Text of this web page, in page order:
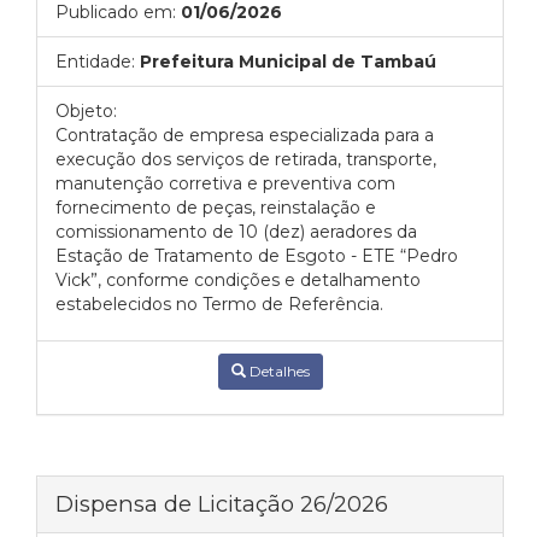
Publicado em: 01/06/2026
Entidade: Prefeitura Municipal de Tambaú
Objeto:
Contratação de empresa especializada para a
execução dos serviços de retirada, transporte,
manutenção corretiva e preventiva com
fornecimento de peças, reinstalação e
comissionamento de 10 (dez) aeradores da
Estação de Tratamento de Esgoto - ETE “Pedro
Vick”, conforme condições e detalhamento
estabelecidos no Termo de Referência.
Detalhes
Dispensa de Licitação 26/2026